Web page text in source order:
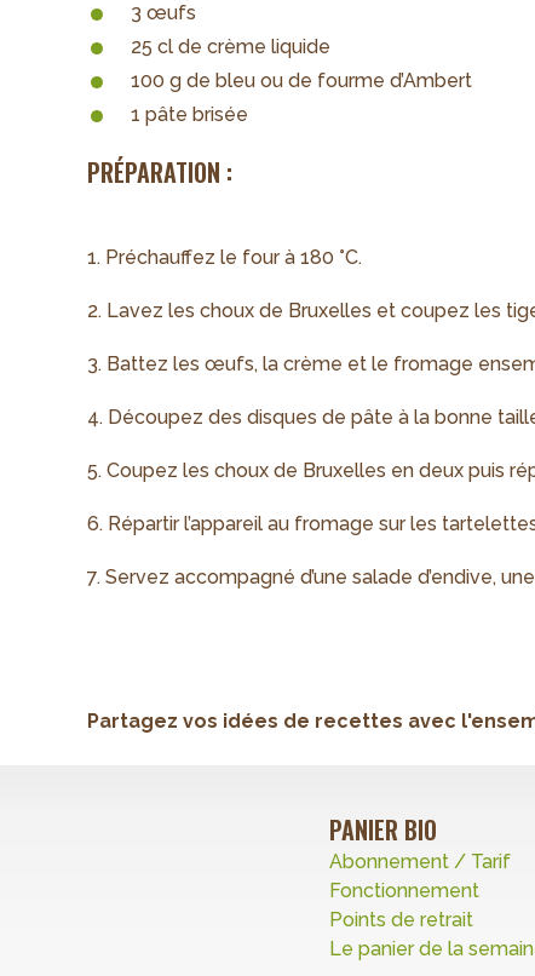
3 œufs
25 cl de crème liquide
100 g de bleu ou de fourme d’Ambert
1 pâte brisée
PRÉPARATION :
1. Préchauffez le four à 180 °C.
2. Lavez les choux de Bruxelles et coupez les
3. Battez les œufs, la crème et le fromage
4. Découpez des disques de pâte à la bonne
5. Coupez les choux de Bruxelles en deux puis
6. Répartir l’appareil au fromage sur les
7. Servez accompagné d’une salade d’endive,
Partagez vos idées de recettes avec
PANIER BIO
Abonnement / Tarif
Fonctionnement
Points de retrait
Le panier de la